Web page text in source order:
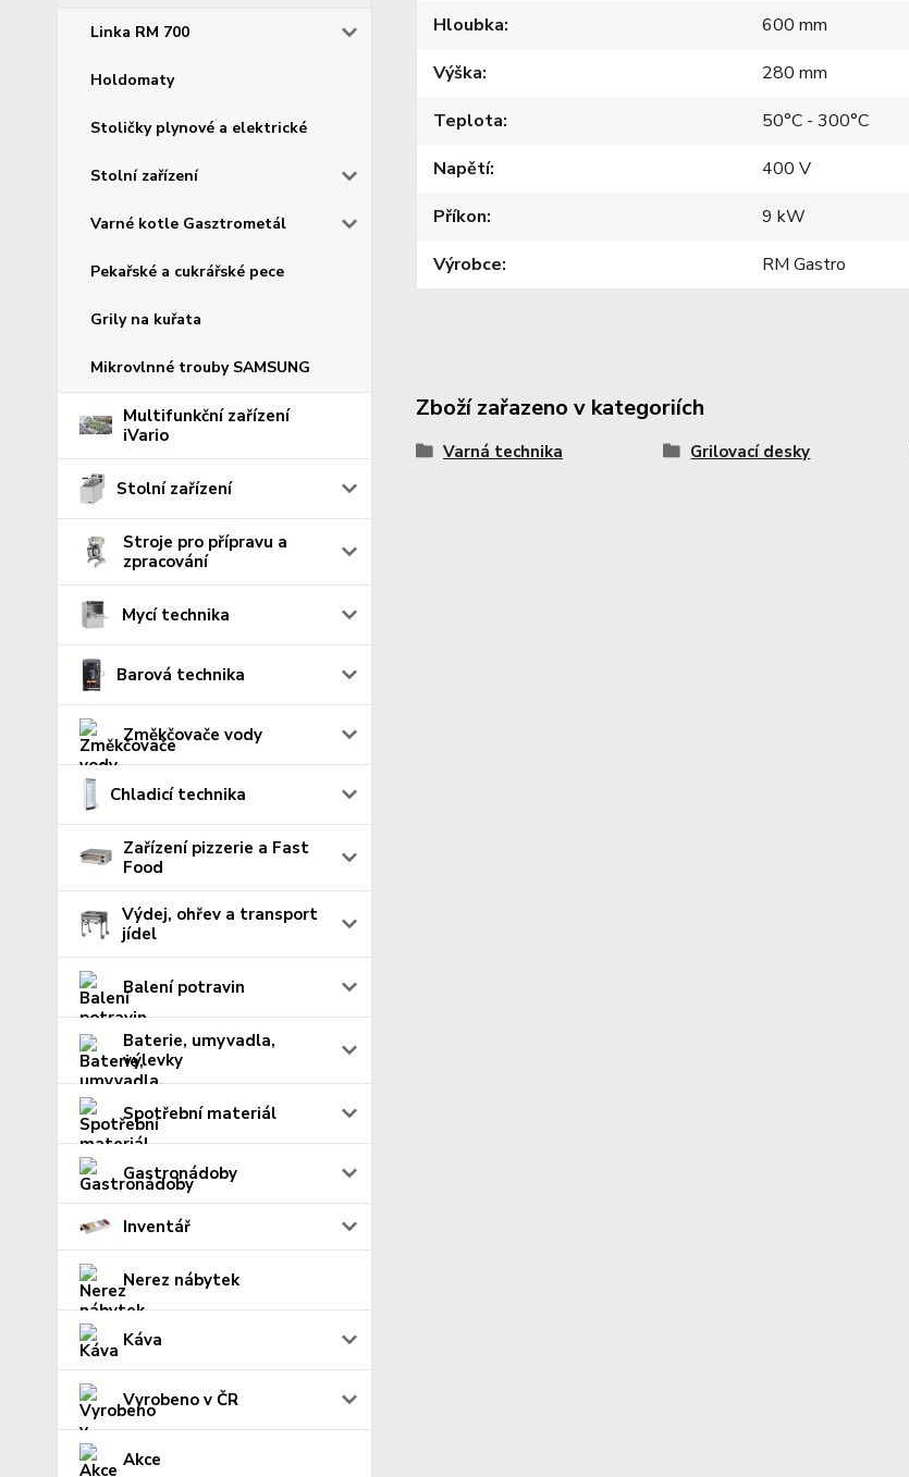
Linka RM 700
Holdomaty
Stoličky plynové a elektrické
Stolní zařízení
Varné kotle Gasztrometál
Pekařské a cukrářské pece
Grily na kuřata
Mikrovlnné trouby SAMSUNG
Multifunkční zařízení
iVario
Stolní zařízení
Stroje pro přípravu a
zpracování
Mycí technika
Barová technika
Změkčovače vody
Chladicí technika
Zařízení pizzerie a Fast
Food
Výdej, ohřev a transport
jídel
Balení potravin
Baterie, umyvadla,
výlevky
Spotřební materiál
Gastronádoby
Inventář
Nerez nábytek
Káva
Vyrobeno v ČR
Akce
Hloubka
600 mm
Výška
280 mm
Teplota
50°C - 300°C
Napětí
400 V
Příkon
9 kW
Výrobce
RM Gastro
Zboží zařazeno v kategoriích
Varná technika Grilovací desky